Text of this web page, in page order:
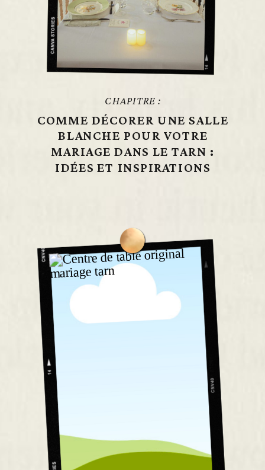
COMME DÉCORER UNE SALLE
BLANCHE POUR VOTRE
MARIAGE DANS LE TARN :
IDÉES ET INSPIRATIONS
CHAPITRE :